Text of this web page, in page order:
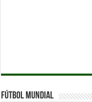
Fútbol Mundial